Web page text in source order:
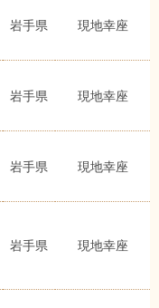
岩手県 現地幸座
岩手県 現地幸座
岩手県 現地幸座
岩手県 現地幸座